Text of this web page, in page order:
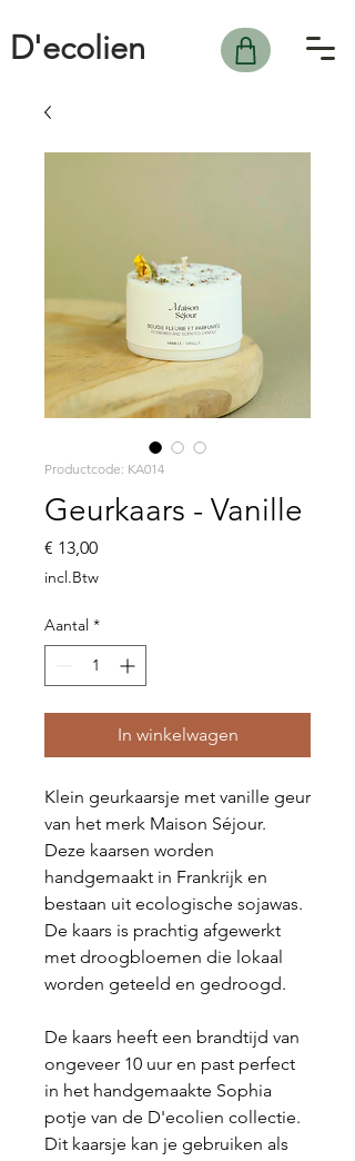
D'ecolien
Productcode: KA014
Geurkaars - Vanille
€ 13,00Prijs
incl.Btw
Aantal *
In winkelwagen
Klein geurkaarsje met vanille geur
van het merk Maison Séjour.
Deze kaarsen worden
handgemaakt in Frankrijk en
bestaan uit ecologische sojawas.
De kaars is prachtig afgewerkt
met droogbloemen die lokaal
worden geteeld en gedroogd.
De kaars heeft een brandtijd van
ongeveer 10 uur en past perfect
in het handgemaakte Sophia
potje van de D'ecolien collectie.
Dit kaarsje kan je gebruiken als